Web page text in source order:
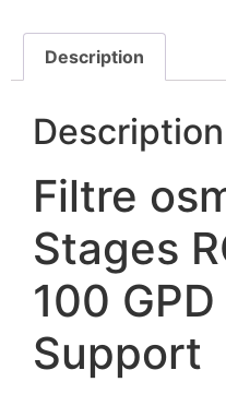
Description
Description
Filtre
Stages
100
Support